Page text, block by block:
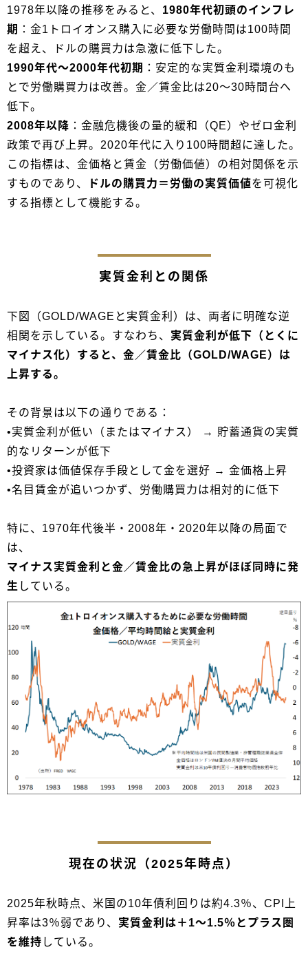
1978年以降の推移をみると、 1980年代初頭のインフレ
期 ：金1トロイオンス購入に必要な労働時間は100時間
を超え、ドルの購買力は急激に低下した。
1990年代〜2000年代初期 ：安定的な実質金利環境のも
とで労働購買力は改善。金／賃金比は20〜30時間台へ
低下。
2008年以降 ：金融危機後の量的緩和（QE）やゼロ金利
政策で再び上昇。2020年代に入り100時間超に達した。
この指標は、金価格と賃金（労働価値）の相対関係を示
すものであり、
ドルの購買力＝労働の実質価値を可視化
する指標として機能する。
実質金利との関係
下図（GOLD/WAGEと実質金利）は、両者に明確な逆
相関を示している。すなわち、 実質金利が低下（とくに
マイナス化）すると、金／賃金比（GOLD/WAGE）は
上昇する。
その背景は以下の通りである：
•実質金利が低い（またはマイナス） → 貯蓄通貨の実質
的なリターンが低下
•投資家は価値保存手段として金を選好 → 金価格上昇
•名目賃金が追いつかず、労働購買力は相対的に低下
特に、1970年代後半・2008年・2020年以降の局面で
は、
マイナス実質金利と金／賃金比の急上昇がほぼ同時に発
生 している。
現在の状況（2025年時点）
2025年秋時点、米国の10年債利回りは約4.3％、CPI上
昇率は3％弱であり、 実質金利は＋1〜1.5％とプラス圏
を維持 している。